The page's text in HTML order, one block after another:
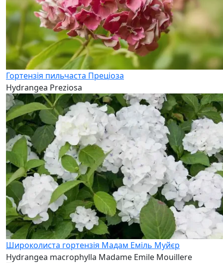
Гортензія пильчаcта Преціоза
Hydrangea Preziosa
Широколиста гортензія Мадам Еміль Муйєр
Hydrangea macrophylla Madame Emile Mouillere